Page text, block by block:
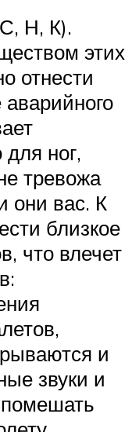
Н, К).
этих
отнести
ног,
тревожа
они вас. К
близкое
что влечет
и
звуки и